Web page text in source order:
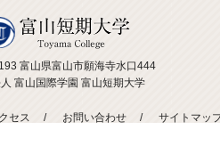
富山県富山市願海寺水口444
富山国際学園 富山短期大学
セス お問い合わせ サイトマッ